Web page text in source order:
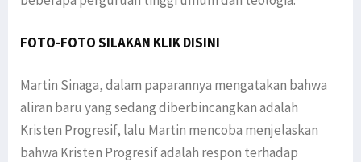
FOTO-FOTO SILAKAN KLIK DISINI
Martin Sinaga, dalam paparannya mengatakan bahwa
aliran baru yang sedang diberbincangkan adalah
Kristen Progresif, lalu Martin mencoba menjelaskan
bahwa Kristen Progresif adalah respon terhadap